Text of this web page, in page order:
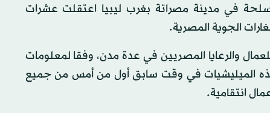
في مدينة مصراتة بغرب ليبيا اعتقلت عشرات
الجوية المصرية.
والرعايا المصريين في عدة مدن، وفقا لمعلومات
الميليشيات في وقت سابق أول من أمس من جميع